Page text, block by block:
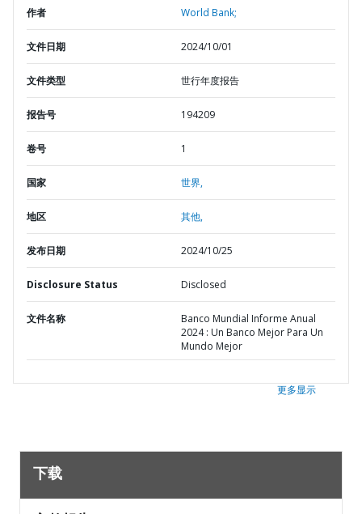
作者 World Bank;
文件日期 2024/10/01
文件类型 世行年度报告
报告号 194209
卷号 1
国家 世界,
地区 其他,
发布日期 2024/10/25
Disclosure Status Disclosed
文件名称
Banco Mundial Informe Anual
2024 : Un Banco Mejor Para Un
Mundo Mejor
更多显示
下载